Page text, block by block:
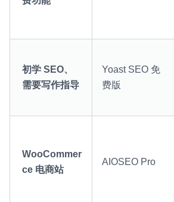
初学 SEO、
需要写作指导
Yoast SEO 免
费版
WooCommer
ce 电商站
AIOSEO Pro